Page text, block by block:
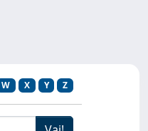
W X Y Z